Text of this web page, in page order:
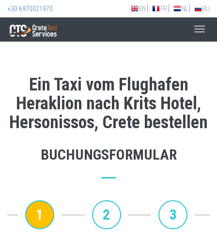
+30 6970021970 EN FR NL RU
Ein Taxi vom Flughafen
Heraklion nach Krits Hotel,
Hersonissos, Crete bestellen
BUCHUNGSFORMULAR
1 2 3